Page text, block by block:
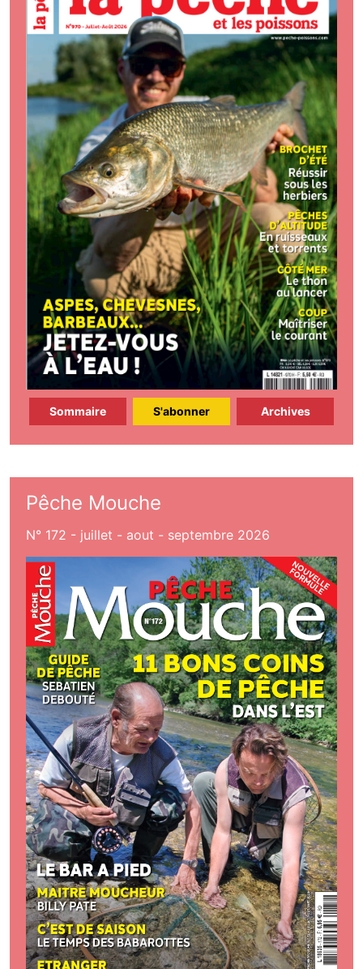
Sommaire S'abonner Archives
Pêche Mouche
N° 172 - juillet - aout - septembre 2026